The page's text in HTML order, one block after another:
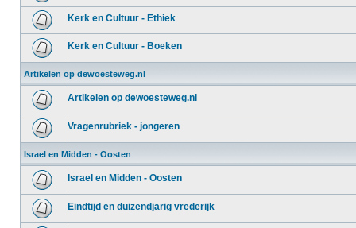
Kerk en Cultuur - Ethiek
Kerk en Cultuur - Boeken
Artikelen op dewoesteweg.nl
Artikelen op dewoesteweg.nl
Vragenrubriek - jongeren
Israel en Midden - Oosten
Israel en Midden - Oosten
Eindtijd en duizendjarig vrederijk